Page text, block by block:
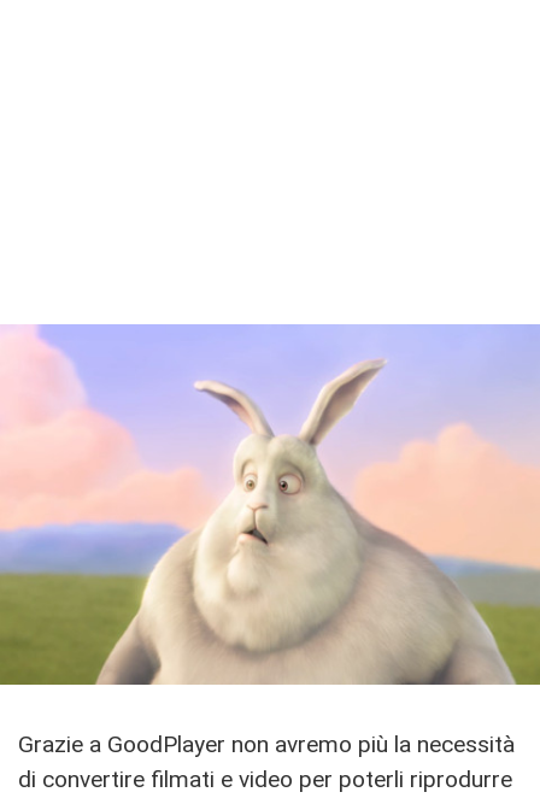
Grazie a GoodPlayer non avremo più la necessità
di convertire filmati e video per poterli riprodurre